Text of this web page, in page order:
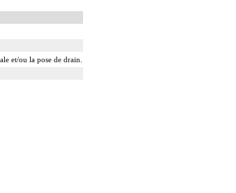
et/ou la pose de drain.